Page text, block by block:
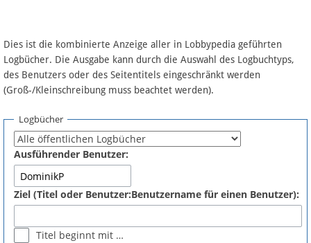
Artikel nach Kategorien
FAQ
Fördermitglied werden
Fehler melden
Dies ist die kombinierte Anzeige aller in Lobbypedia geführten
Logbücher. Die Ausgabe kann durch die Auswahl des Logbuchtyps,
des Benutzers oder des Seitentitels eingeschränkt werden
(Groß-/Kleinschreibung muss beachtet werden).
Logbücher
Ausführender Benutzer:
Ziel (Titel oder Benutzer:Benutzername für einen Benutzer):
Titel beginnt mit …